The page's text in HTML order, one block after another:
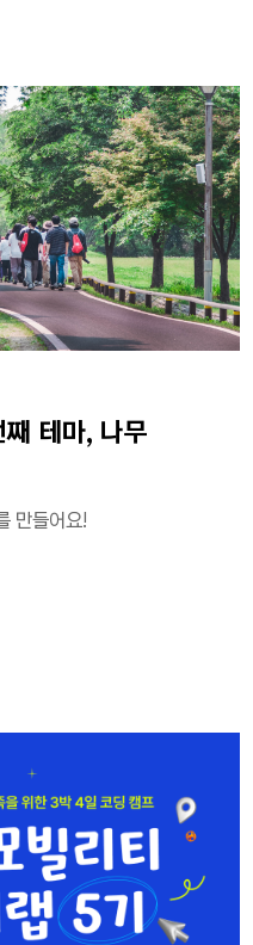
테마, 나무
만들어요!